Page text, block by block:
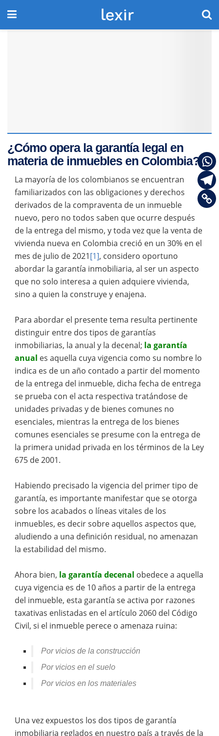
¿Cómo opera la garantía legal en
materia de inmuebles en Colombia?
La mayoría de los colombianos se encuentran
familiarizados con las obligaciones y derechos
derivados de la compraventa de un inmueble
nuevo, pero no todos saben que ocurre después
de la entrega del mismo, y toda vez que la venta de
vivienda nueva en Colombia creció en un 30% en el
mes de julio de 2021[1], considero oportuno
abordar la garantía inmobiliaria, al ser un aspecto
que no solo interesa a quien adquiere vivienda,
sino a quien la construye y enajena.
Para abordar el presente tema resulta pertinente
distinguir entre dos tipos de garantías
inmobiliarias, la anual y la decenal; la garantía
anual es aquella cuya vigencia como su nombre lo
indica es de un año contado a partir del momento
de la entrega del inmueble, dicha fecha de entrega
se prueba con el acta respectiva tratándose de
unidades privadas y de bienes comunes no
esenciales, mientras la entrega de los bienes
comunes esenciales se presume con la entrega de
la primera unidad privada en los términos de la Ley
675 de 2001.
Habiendo precisado la vigencia del primer tipo de
garantía, es importante manifestar que se otorga
sobre los acabados o líneas vitales de los
inmuebles, es decir sobre aquellos aspectos que,
aludiendo a una definición residual, no amenazan
la estabilidad del mismo.
Ahora bien, la garantía decenal obedece a aquella
cuya vigencia es de 10 años a partir de la entrega
del inmueble, esta garantía se activa por razones
taxativas enlistadas en el artículo 2060 del Código
Civil, si el inmueble perece o amenaza ruina:
Por vicios de la construcción
Por vicios en el suelo
Por vicios en los materiales
Una vez expuestos los dos tipos de garantía
inmobiliaria reglados en nuestro país a través de la